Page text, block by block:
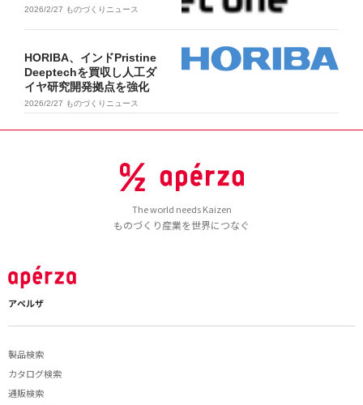
2026/2/27 ものづくりニュース
HORIBA、インドPristine
Deeptechを買収し人工ダ
イヤ研究開発拠点を強化
2026/2/27 ものづくりニュース
The world needs Kaizen
ものづくり産業を世界につなぐ
アペルザ
製品検索
カタログ検索
通販検索